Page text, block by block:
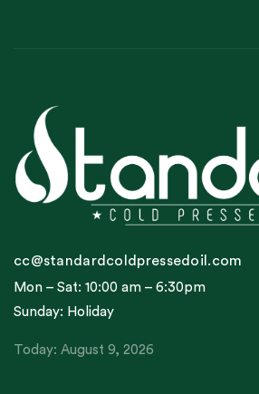
cc@standardcoldpressedoil.com
Mon – Sat: 10:00 am – 6:30pm
Sunday: Holiday
Today: August 9, 2026